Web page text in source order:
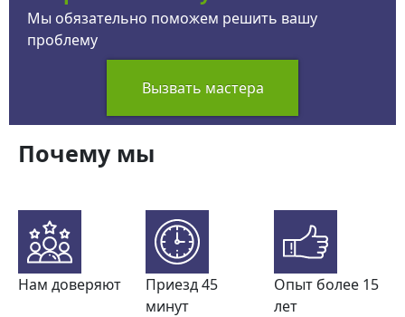
Мы обязательно поможем решить вашу
проблему
Вызвать мастера
Почему мы
Нам доверяют
Приезд 45
минут
Опыт более 15
лет